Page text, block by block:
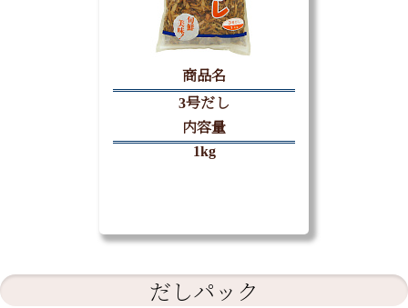
商品名
3号だし
内容量
1kg
だしパック